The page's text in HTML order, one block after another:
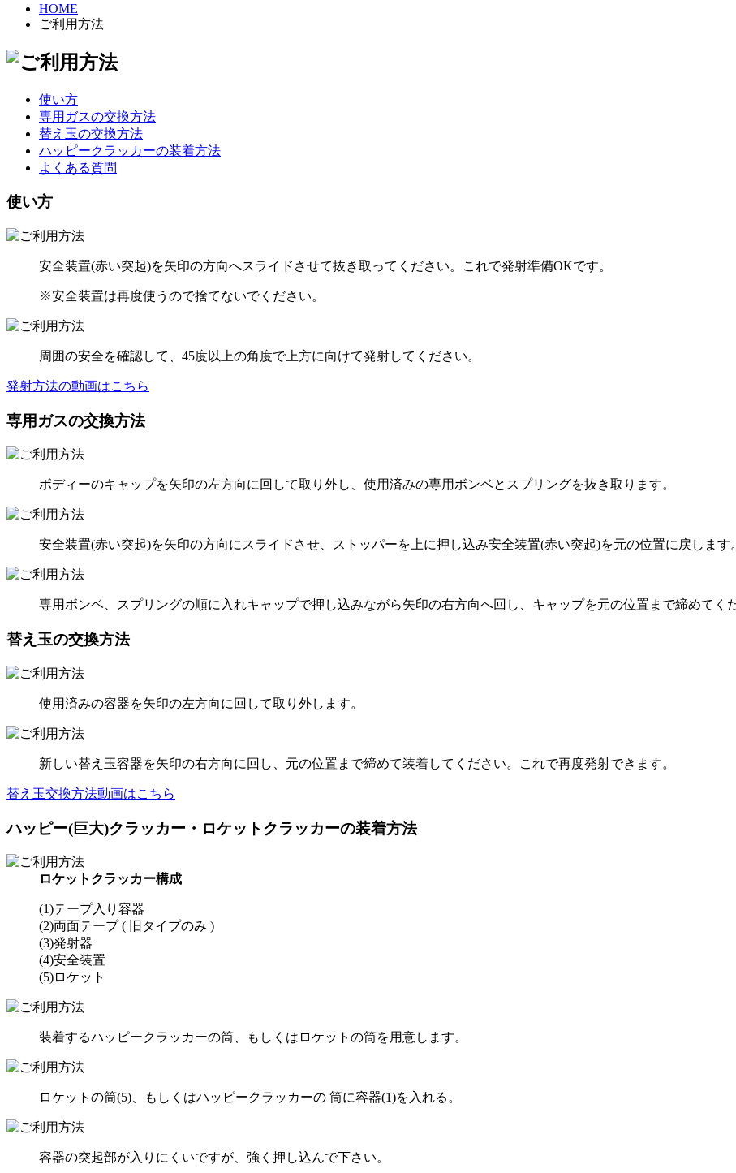
HOME
ご利用方法
使い方
専用ガスの交換方法
替え玉の交換方法
ハッピークラッカーの装着方法
よくある質問
使い方
安全装置(赤い突起)を矢印の方向へスライドさせて抜き取ってください。これで発射準備OKです。
※安全装置は再度使うので捨てないでください。
周囲の安全を確認して、45度以上の角度で上方に向けて発射してください。
発射方法の動画はこちら
専用ガスの交換方法
ボディーのキャップを矢印の左方向に回して取り外し、使用済みの専用ボンベとスプリングを抜き取ります。
安全装置(赤い突起)を矢印の方向にスライドさせ、ストッパーを上に押し込み安全装置(赤い突起)を元の位置に戻します。
専用ボンベ、スプリングの順に入れキャップで押し込みながら矢印の右方向へ回し、キャップを元の位置まで締めてく
替え玉の交換方法
使用済みの容器を矢印の左方向に回して取り外します。
新しい替え玉容器を矢印の右方向に回し、元の位置まで締めて装着してください。これで再度発射できます。
替え玉交換方法動画はこちら
ハッピー(巨大)クラッカー・ロケットクラッカーの装着方法
ロケットクラッカー構成
(1)テープ入り容器
(2)両面テープ ( 旧タイプのみ )
(3)発射器
(4)安全装置
(5)ロケット
装着するハッピークラッカーの筒、もしくはロケットの筒を用意します。
ロケットの筒(5)、もしくはハッピークラッカーの 筒に容器(1)を入れる。
容器の突起部が入りにくいですが、強く押し込んで下さい。